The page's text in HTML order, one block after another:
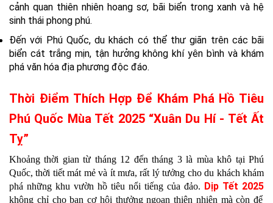
cảnh quan thiên nhiên hoang sơ, bãi biển trong xanh và hệ
sinh thái phong phú.
Đến với Phú Quốc, du khách có thể thư giãn trên các bãi
biển cát trắng mịn, tận hưởng không khí yên bình và khám
phá văn hóa địa phương độc đáo.
Thời Điểm Thích Hợp Để Khám Phá Hồ Tiêu
Phú Quốc Mùa Tết 2025 “Xuân Du Hí - Tết Ất
Tỵ”
Khoảng thời gian từ tháng 12 đến tháng 3 là mùa khô tại Phú
Quốc, thời tiết mát mẻ và ít mưa, rất lý tưởng cho du khách khám
phá những khu vườn hồ tiêu nổi tiếng của đảo. Dịp Tết 2025
không chỉ cho bạn cơ hội thưởng ngoạn thiên nhiên mà còn để